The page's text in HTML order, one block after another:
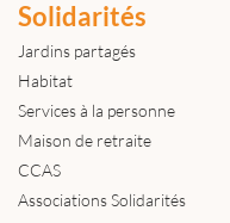
Solidarités
Jardins partagés
Habitat
Services à la personne
Maison de retraite
CCAS
Associations Solidarités